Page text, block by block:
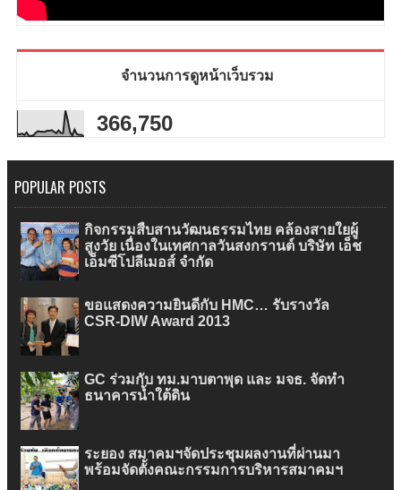
จำนวนการดูหน้าเว็บรวม
366,750
POPULAR POSTS
กิจกรรมสืบสานวัฒนธรรมไทย คล้องสายใยผู้
สูงวัย เนื่องในเทศกาลวันสงกรานต์ บริษัท เอ็ช
เอ็มซีโปลีเมอส์ จำกัด
ขอแสดงความยินดีกับ HMC… รับรางวัล
CSR-DIW Award 2013
GC ร่วมกับ ทม.มาบตาพุด และ มจธ. จัดทำ
ธนาคารน้ำใต้ดิน
ระยอง สมาคมฯจัดประชุมผลงานที่ผ่านมา
พร้อมจัดตั้งคณะกรรมการบริหารสมาคมฯ